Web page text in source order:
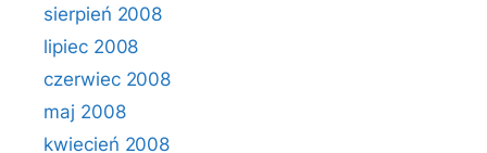
sierpień 2008
lipiec 2008
czerwiec 2008
maj 2008
kwiecień 2008